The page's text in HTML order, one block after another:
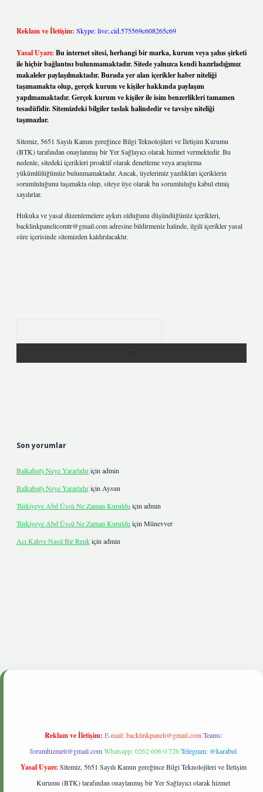
Reklam ve İletişim: Skype: live:.cid.575569c608265c69
Yasal Uyarı: Bu internet sitesi, herhangi bir marka, kurum veya şahıs şirketi
ile hiçbir bağlantısı bulunmamaktadır. Sitede yalnızca kendi hazırladığımız
makaleler paylaşılmaktadır. Burada yer alan içerikler haber niteliği
taşımamakta olup, gerçek kurum ve kişiler hakkında paylaşım
yapılmamaktadır. Gerçek kurum ve kişiler ile isim benzerlikleri tamamen
tesadüfidir. Sitemizdeki bilgiler taslak halindedir ve tavsiye niteliği
taşımazlar.
Sitemiz, 5651 Sayılı Kanun gereğince Bilgi Teknolojileri ve İletişim Kurumu
(BTK) tarafından onaylanmış bir Yer Sağlayıcı olarak hizmet vermektedir. Bu
nedenle, sitedeki içerikleri proaktif olarak denetleme veya araştırma
yükümlülüğümüz bulunmamaktadır. Ancak, üyelerimiz yazdıkları içeriklerin
sorumluluğunu taşımakta olup, siteye üye olarak bu sorumluluğu kabul etmiş
sayılırlar.
Hukuka ve yasal düzenlemelere aykırı olduğunu düşündüğünüz içerikleri,
backlinkpanelicomtr@gmail.comadresine bildirmeniz halinde, ilgili içerikler yasal
süre içerisinde sitemizden kaldırılacaktır.
Son yorumlar
Balkabağı Neye Yararlıdıriçin admin
Balkabağı Neye Yararlıdıriçin Aysun
Türkiyeye Abd Üssü Ne Zaman Kuruldu için admin
Türkiyeye Abd Üssü Ne Zaman Kuruldu için Münevver
Acı Kahve Nasıl Bir Renkiçin admin
Reklam ve İletişim: E-mail:backlinkpaneli@gmail.com Teams:
forumhizmeti@gmail.comWhatsapp: 0262 606 0 726Telegram: @karabul
Yasal Uyarı: Sitemiz, 5651 Sayılı Kanun gereğince Bilgi Teknolojileri ve İletişim
Kurumu (BTK) tarafından onaylanmış bir Yer Sağlayıcı olarak hizmet